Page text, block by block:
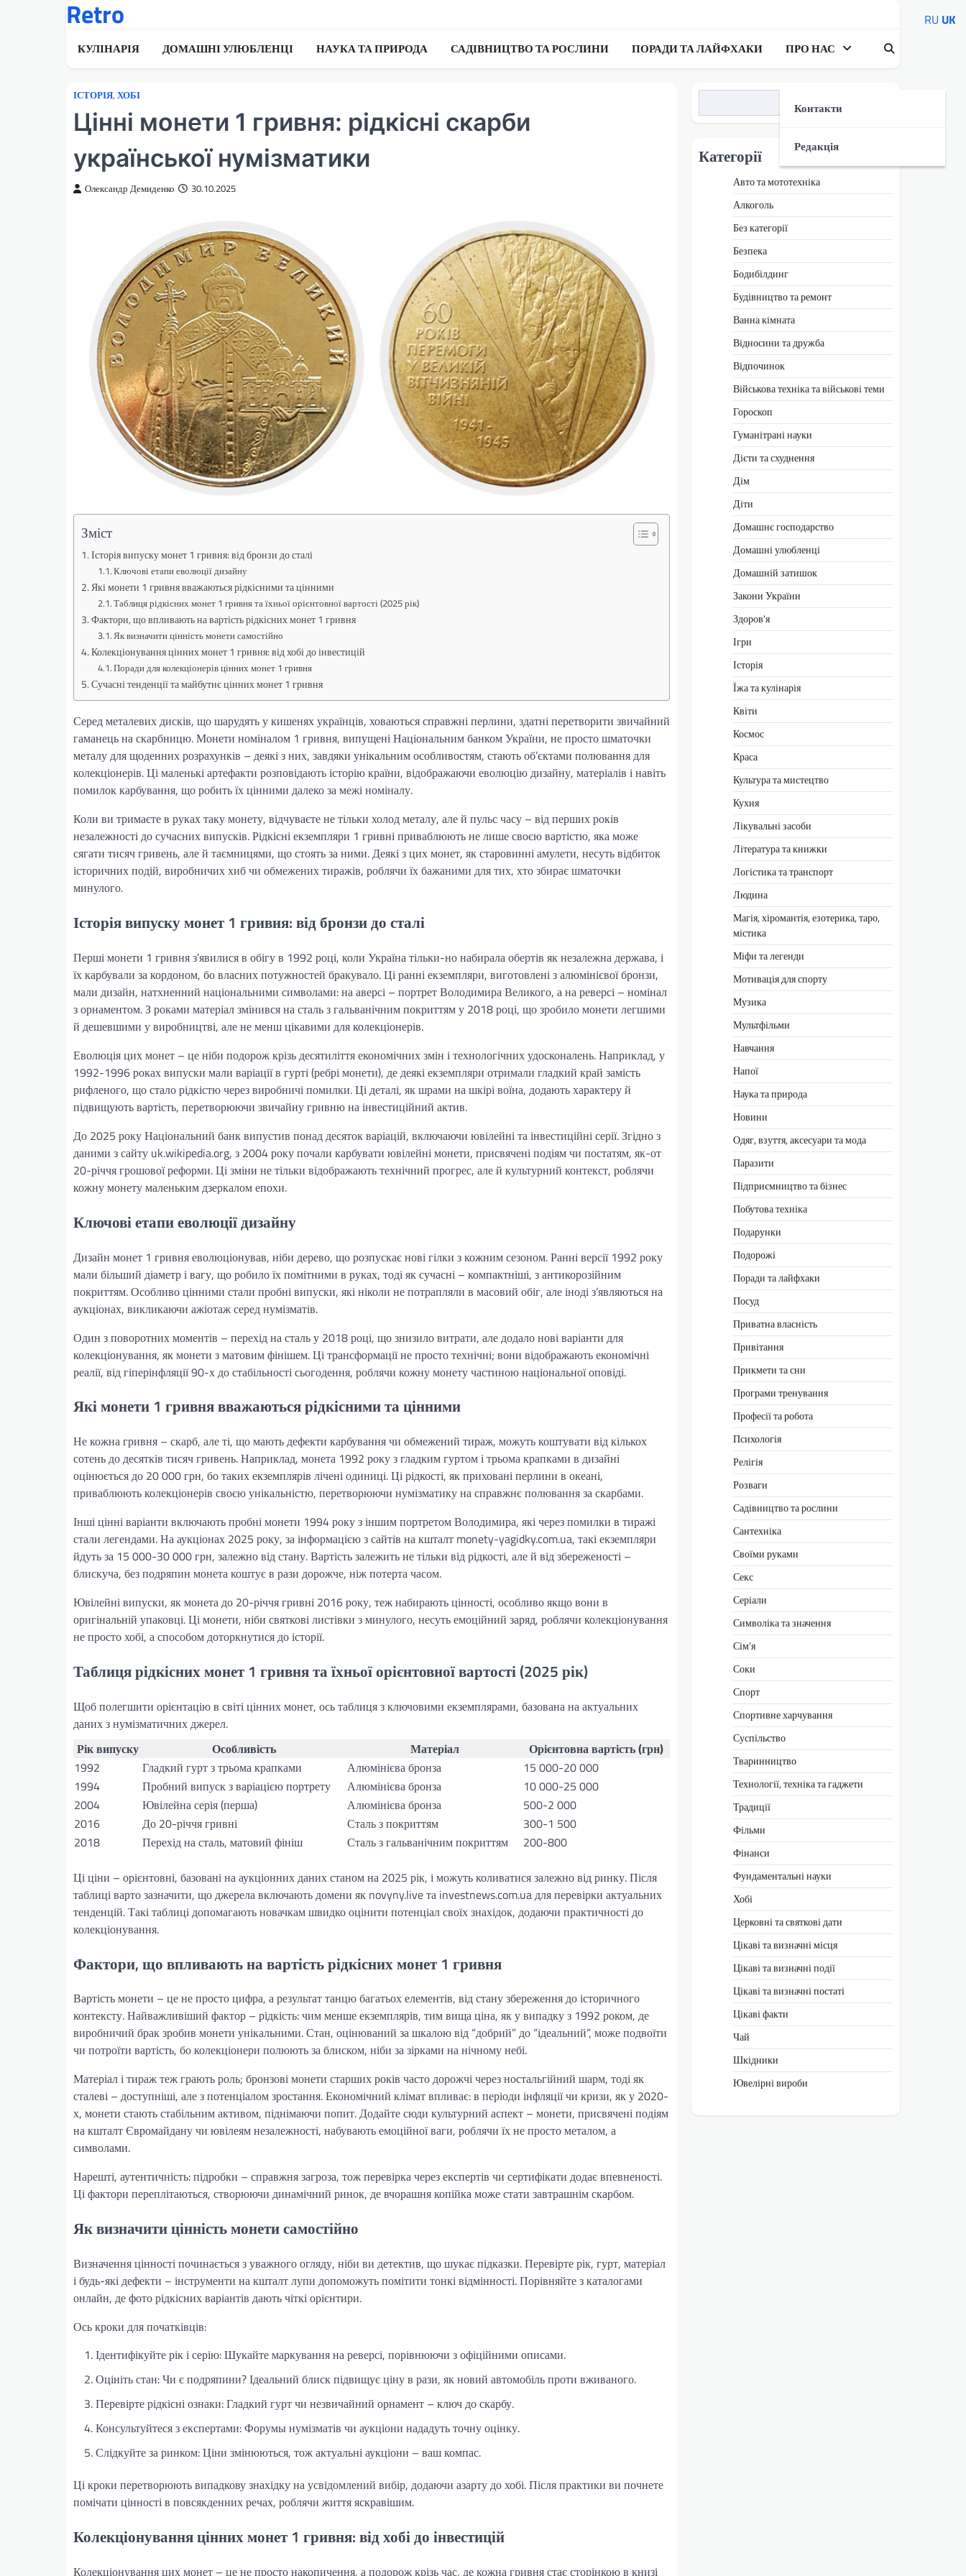
Retro
КУЛІНАРІЯ ДОМАШНІ УЛЮБЛЕНЦІ НАУКА ТА ПРИРОДА САДІВНИЦТВО ТА РОСЛИНИ ПОРАДИ ТА ЛАЙФХАКИ ПРО НАС
Контакти
Редакція
ІСТОРІЯ, ХОБІ
Цінні монети 1 гривня: рідкісні скарби
української нумізматики
Олександр Демиденко 30.10.2025
Зміст
Історія випуску монет 1 гривня: від бронзи до сталі
Ключові етапи еволюції дизайну
Які монети 1 гривня вважаються рідкісними та цінними
Таблиця рідкісних монет 1 гривня та їхньої орієнтовної вартості (2025 рік)
Фактори, що впливають на вартість рідкісних монет 1 гривня
Як визначити цінність монети самостійно
Колекціонування цінних монет 1 гривня: від хобі до інвестицій
Поради для колекціонерів цінних монет 1 гривня
Сучасні тенденції та майбутнє цінних монет 1 гривня
Серед металевих дисків, що шарудять у кишенях українців, ховаються справжні перлини, здатні перетворити звичайний
гаманець на скарбницю. Монети номіналом 1 гривня, випущені Національним банком України, не просто шматочки
металу для щоденних розрахунків – деякі з них, завдяки унікальним особливостям, стають об’єктами полювання для
колекціонерів. Ці маленькі артефакти розповідають історію країни, відображаючи еволюцію дизайну, матеріалів і навіть
помилок карбування, що робить їх цінними далеко за межі номіналу.
Коли ви тримаєте в руках таку монету, відчуваєте не тільки холод металу, але й пульс часу – від перших років
незалежності до сучасних випусків. Рідкісні екземпляри 1 гривні приваблюють не лише своєю вартістю, яка може
сягати тисяч гривень, але й таємницями, що стоять за ними. Деякі з цих монет, як старовинні амулети, несуть відбиток
історичних подій, виробничих хиб чи обмежених тиражів, роблячи їх бажаними для тих, хто збирає шматочки
минулого.
Історія випуску монет 1 гривня: від бронзи до сталі
Перші монети 1 гривня з’явилися в обігу в 1992 році, коли Україна тільки-но набирала обертів як незалежна держава, і
їх карбували за кордоном, бо власних потужностей бракувало. Ці ранні екземпляри, виготовлені з алюмінієвої бронзи,
мали дизайн, натхненний національними символами: на аверсі – портрет Володимира Великого, а на реверсі – номінал
з орнаментом. З роками матеріал змінився на сталь з гальванічним покриттям у 2018 році, що зробило монети легшими
й дешевшими у виробництві, але не менш цікавими для колекціонерів.
Еволюція цих монет – це ніби подорож крізь десятиліття економічних змін і технологічних удосконалень. Наприклад, у
1992-1996 роках випуски мали варіації в гурті (ребрі монети), де деякі екземпляри отримали гладкий край замість
рифленого, що стало рідкістю через виробничі помилки. Ці деталі, як шрами на шкірі воїна, додають характеру й
підвищують вартість, перетворюючи звичайну гривню на інвестиційний актив.
До 2025 року Національний банк випустив понад десяток варіацій, включаючи ювілейні та інвестиційні серії. Згідно з
даними з сайту uk.wikipedia.org, з 2004 року почали карбувати ювілейні монети, присвячені подіям чи постатям, як-от
20-річчя грошової реформи. Ці зміни не тільки відображають технічний прогрес, але й культурний контекст, роблячи
кожну монету маленьким дзеркалом епохи.
Ключові етапи еволюції дизайну
Дизайн монет 1 гривня еволюціонував, ніби дерево, що розпускає нові гілки з кожним сезоном. Ранні версії 1992 року
мали більший діаметр і вагу, що робило їх помітними в руках, тоді як сучасні – компактніші, з антикорозійним
покриттям. Особливо цінними стали пробні випуски, які ніколи не потрапляли в масовий обіг, але іноді з’являються на
аукціонах, викликаючи ажіотаж серед нумізматів.
Один з поворотних моментів – перехід на сталь у 2018 році, що знизило витрати, але додало нові варіанти для
колекціонування, як монети з матовим фінішем. Ці трансформації не просто технічні; вони відображають економічні
реалії, від гіперінфляції 90-х до стабільності сьогодення, роблячи кожну монету частиною національної оповіді.
Які монети 1 гривня вважаються рідкісними та цінними
Не кожна гривня – скарб, але ті, що мають дефекти карбування чи обмежений тираж, можуть коштувати від кількох
сотень до десятків тисяч гривень. Наприклад, монета 1992 року з гладким гуртом і трьома крапками в дизайні
оцінюється до 20 000 грн, бо таких екземплярів лічені одиниці. Ці рідкості, як приховані перлини в океані,
приваблюють колекціонерів своєю унікальністю, перетворюючи нумізматику на справжнє полювання за скарбами.
Інші цінні варіанти включають пробні монети 1994 року з іншим портретом Володимира, які через помилки в тиражі
стали легендами. На аукціонах 2025 року, за інформацією з сайтів на кшталт monety-yagidky.com.ua, такі екземпляри
йдуть за 15 000-30 000 грн, залежно від стану. Вартість залежить не тільки від рідкості, але й від збереженості –
блискуча, без подряпин монета коштує в рази дорожче, ніж потерта часом.
Ювілейні випуски, як монета до 20-річчя гривні 2016 року, теж набирають цінності, особливо якщо вони в
оригінальній упаковці. Ці монети, ніби святкові листівки з минулого, несуть емоційний заряд, роблячи колекціонування
не просто хобі, а способом доторкнутися до історії.
Таблиця рідкісних монет 1 гривня та їхньої орієнтовної вартості (2025 рік)
Щоб полегшити орієнтацію в світі цінних монет, ось таблиця з ключовими екземплярами, базована на актуальних
даних з нумізматичних джерел.
Рік випуску
Особливість Матеріал
Орієнтовна вартість (грн)
1992
Гладкий гурт з трьома крапками Алюмінієва бронза
15 000-20 000
1994
Пробний випуск з варіацією портрету Алюмінієва бронза
10 000-25 000
2004
Ювілейна серія (перша) Алюмінієва бронза
500-2 000
2016
До 20-річчя гривні Сталь з покриттям
300-1 500
2018
Перехід на сталь, матовий фініш Сталь з гальванічним покриттям 200-800
Ці ціни – орієнтовні, базовані на аукціонних даних станом на 2025 рік, і можуть коливатися залежно від ринку. Після
таблиці варто зазначити, що джерела включають домени як novyny.live та investnews.com.ua для перевірки актуальних
тенденцій. Такі таблиці допомагають новачкам швидко оцінити потенціал своїх знахідок, додаючи практичності до
колекціонування.
Фактори, що впливають на вартість рідкісних монет 1 гривня
Вартість монети – це не просто цифра, а результат танцю багатьох елементів, від стану збереження до історичного
контексту. Найважливіший фактор – рідкість: чим менше екземплярів, тим вища ціна, як у випадку з 1992 роком, де
виробничий брак зробив монети унікальними. Стан, оцінюваний за шкалою від “добрий” до “ідеальний”, може подвоїти
чи потроїти вартість, бо колекціонери полюють за блиском, ніби за зірками на нічному небі.
Матеріал і тираж теж грають роль; бронзові монети старших років часто дорожчі через ностальгійний шарм, тоді як
сталеві – доступніші, але з потенціалом зростання. Економічний клімат впливає: в періоди інфляції чи кризи, як у 2020-
х, монети стають стабільним активом, піднімаючи попит. Додайте сюди культурний аспект – монети, присвячені подіям
на кшталт Євромайдану чи ювілеям незалежності, набувають емоційної ваги, роблячи їх не просто металом, а
символами.
Нарешті, аутентичність: підробки – справжня загроза, тож перевірка через експертів чи сертифікати додає впевненості.
Ці фактори переплітаються, створюючи динамічний ринок, де вчорашня копійка може стати завтрашнім скарбом.
Як визначити цінність монети самостійно
Визначення цінності починається з уважного огляду, ніби ви детектив, що шукає підказки. Перевірте рік, гурт, матеріал
і будь-які дефекти – інструменти на кшталт лупи допоможуть помітити тонкі відмінності. Порівняйте з каталогами
онлайн, де фото рідкісних варіантів дають чіткі орієнтири.
Ось кроки для початківців:
Ідентифікуйте рік і серію: Шукайте маркування на реверсі, порівнюючи з офіційними описами.
Оцініть стан: Чи є подряпини? Ідеальний блиск підвищує ціну в рази, як новий автомобіль проти вживаного.
Перевірте рідкісні ознаки: Гладкий гурт чи незвичайний орнамент – ключ до скарбу.
Консультуйтеся з експертами: Форумы нумізматів чи аукціони нададуть точну оцінку.
Слідкуйте за ринком: Ціни змінюються, тож актуальні аукціони – ваш компас.
Ці кроки перетворюють випадкову знахідку на усвідомлений вибір, додаючи азарту до хобі. Після практики ви почнете
помічати цінності в повсякденних речах, роблячи життя яскравішим.
Колекціонування цінних монет 1 гривня: від хобі до інвестицій
Колекціонування цих монет – це не просто накопичення, а подорож крізь час, де кожна гривня стає сторінкою в книзі
Категорії
Авто та мототехніка
Алкоголь
Без категорії
Безпека
Бодибілдинг
Будівництво та ремонт
Ванна кімната
Відносини та дружба
Відпочинок
Військова техніка та військові теми
Гороскоп
Гуманітрані науки
Дієти та схуднення
Дім
Діти
Домашнє господарство
Домашні улюбленці
Домашній затишок
Закони України
Здоров'я
Ігри
Історія
Їжа та кулінарія
Квіти
Космос
Краса
Культура та мистецтво
Кухня
Лікувальні засоби
Література та книжки
Логістика та транспорт
Людина
Магія, хіромантія, езотерика, таро,
містика
Міфи та легенди
Мотивація для спорту
Музика
Мультфільми
Навчання
Напої
Наука та природа
Новини
Одяг, взуття, аксесуари та мода
Паразити
Підприємництво та бізнес
Побутова техніка
Подарунки
Подорожі
Поради та лайфхаки
Посуд
Приватна власність
Привітання
Прикмети та сни
Програми тренування
Професії та робота
Психологія
Релігія
Розваги
Садівництво та рослини
Сантехніка
Своїми руками
Секс
Серіали
Символіка та значення
Сім’я
Соки
Спорт
Спортивне харчування
Суспільство
Тваринництво
Технології, техніка та гаджети
Традиції
Фільми
Фінанси
Фундаментальні науки
Хобі
Церковні та святкові дати
Цікаві та визначні місця
Цікаві та визначні події
Цікаві та визначні постаті
Цікаві факти
Чай
Шкідники
Ювелірні вироби
RU UK